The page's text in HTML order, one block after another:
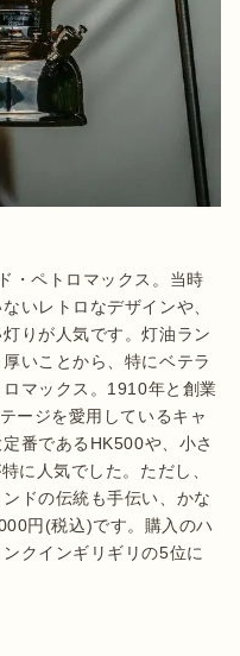
・ペトロマックス。当時
いレトロなデザインや、
りが人気です。灯油ラン
いことから、特にベテラ
マックス。1910年と創業
ージを愛用しているキャ
番であるHK500や、小さ
に人気でした。ただし、
ドの伝統も手伝い、かな
円(税込)です。購入のハ
クインギリギリの5位に